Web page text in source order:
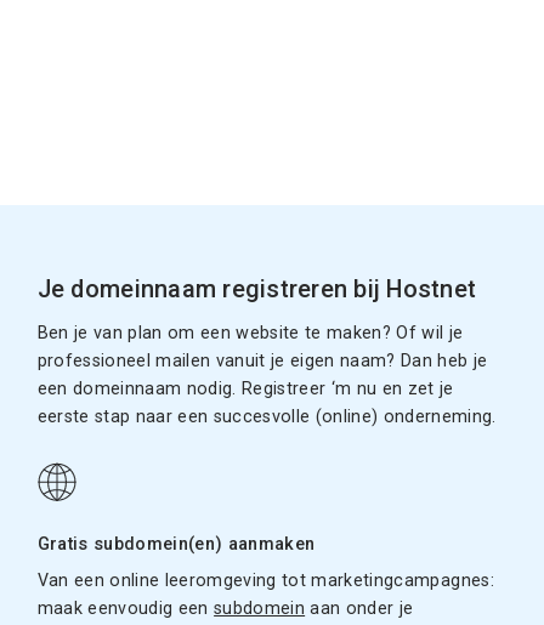
Je domeinnaam registreren bij Hostnet
Ben je van plan om een website te maken? Of wil je
professioneel mailen vanuit je eigen naam? Dan heb je
een domeinnaam nodig. Registreer ‘m nu en zet je
eerste stap naar een succesvolle (online) onderneming.
Gratis subdomein(en) aanmaken
Van een online leeromgeving tot marketingcampagnes:
maak eenvoudig eensubdomein aan onder je